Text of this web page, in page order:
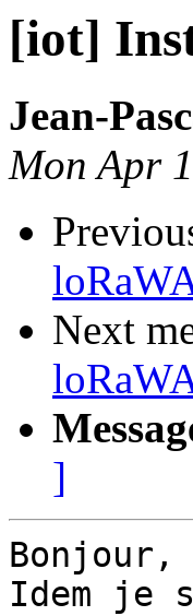
[iot]
Jean-
Mon Apr
Next
]
Bonjour,
Idem je